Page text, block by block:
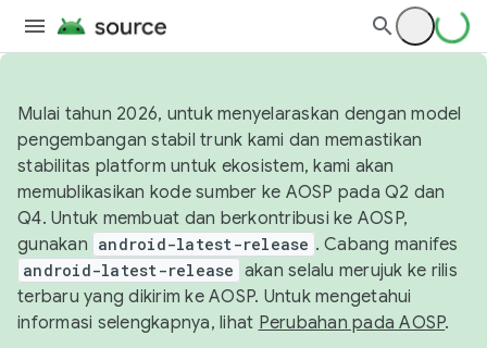
Mulai tahun 2026, untuk menyelaraskan dengan model
pengembangan stabil trunk kami dan memastikan
stabilitas platform untuk ekosistem, kami akan
memublikasikan kode sumber ke AOSP pada Q2 dan
Q4. Untuk membuat dan berkontribusi ke AOSP,
gunakan android-latest-release . Cabang manifes
android-latest-release akan selalu merujuk ke rilis
terbaru yang dikirim ke AOSP. Untuk mengetahui
informasi selengkapnya, lihat Perubahan pada AOSP.